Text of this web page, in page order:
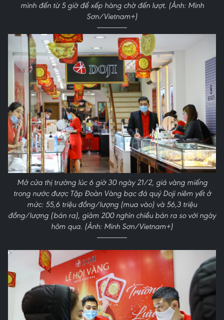
mình đến từ 5 giờ để xếp hàng chờ đến lượt. (Ảnh: Minh
Sơn/Vietnam+)
Mở cửa thị trường lúc 6 giờ 30 ngày 21/2, giá vàng miếng
trong nước được Tập Đoàn Vàng bạc đá quý Doji niêm yết ở
mức: 55,6 triệu đồng/lượng (mua vào) và 56,3 triệu
đồng/lượng (bán ra), giảm 200 nghìn chiều bán ra so với ngày
hôm qua. (Ảnh: Minh Sơn/Vietnam+)